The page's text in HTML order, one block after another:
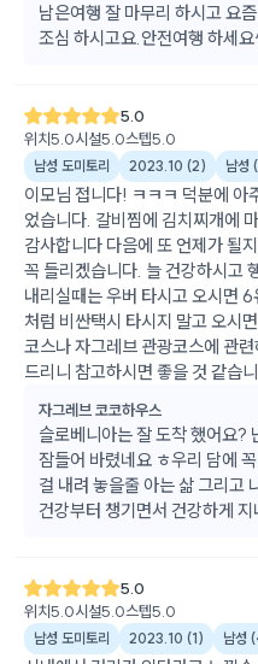
남은여행 잘 마무리 하시고 요
조심 하시고요.안전여행 하세
5.0
위치5.0시설5.0스텝5.0
남성 도미토리 2023.10 (2) 남성 (
이모님 접니다! ㅋㅋㅋ 덕분에 아
었습니다. 갈비찜에 김치찌개에
감사합니다 다음에 또 언제가 될
꼭 들리겠습니다. 늘 건강하시고
내리실때는 우버 타시고 오시면
처럼 비싼택시 타시지 말고 오시
코스나 자그레브 관광코스에 관
드리니 참고하시면 좋을 것 같습
자그레브 코코하우스
슬로베니아는 잘 도착 했어요?
잠들어 바렸네요 ㅎ우리 담에
걸 내려 놓을줄 아는 삶 그리고
건강부터 챙기면서 건강하게
5.0
위치5.0시설5.0스텝5.0
남성 도미토리 2023.10 (1) 남성 (